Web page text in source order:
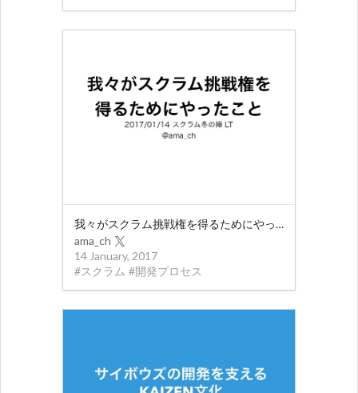
我々がスクラム挑戦権を得るためにやったこと
ama_ch
14 January, 2017
#スクラム #開発プロセス